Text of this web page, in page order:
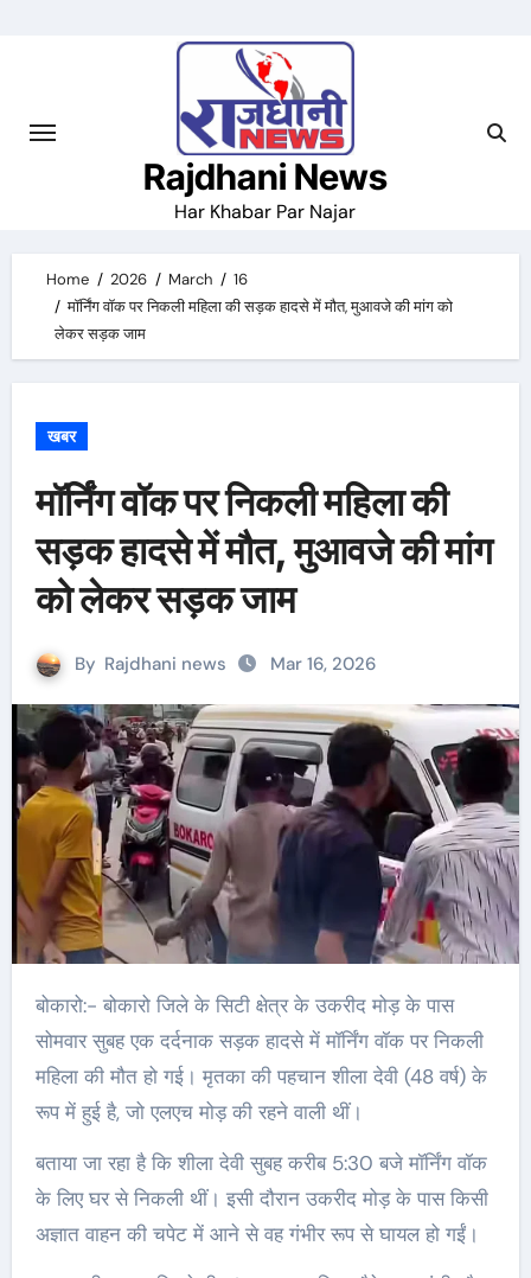
Rajdhani News
Har Khabar Par Najar
Home 2026 March
16
मॉर्निंग वॉक पर निकली महिला की सड़क हादसे में मौत, मुआवजे की मांग को
लेकर सड़क जाम
खबर
मॉर्निंग वॉक पर निकली महिला की
सड़क हादसे में मौत, मुआवजे की मांग
को लेकर सड़क जाम
By Rajdhani news Mar 16, 2026
बोकारो:- बोकारो जिले के सिटी क्षेत्र के उकरीद मोड़ के पास
सोमवार सुबह एक दर्दनाक सड़क हादसे में मॉर्निंग वॉक पर निकली
महिला की मौत हो गई। मृतका की पहचान शीला देवी (48 वर्ष) के
रूप में हुई है, जो एलएच मोड़ की रहने वाली थीं।
बताया जा रहा है कि शीला देवी सुबह करीब 5:30 बजे मॉर्निंग वॉक
के लिए घर से निकली थीं। इसी दौरान उकरीद मोड़ के पास किसी
अज्ञात वाहन की चपेट में आने से वह गंभीर रूप से घायल हो गईं।